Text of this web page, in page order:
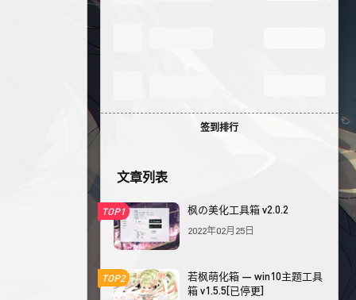
签到排行
文章列表
TOP1 枫の美化工具箱 v2.0.2
2022年02月25日
TOP2
若枫萌化箱 — win10主题工具
箱 v1.5.5[已停更]